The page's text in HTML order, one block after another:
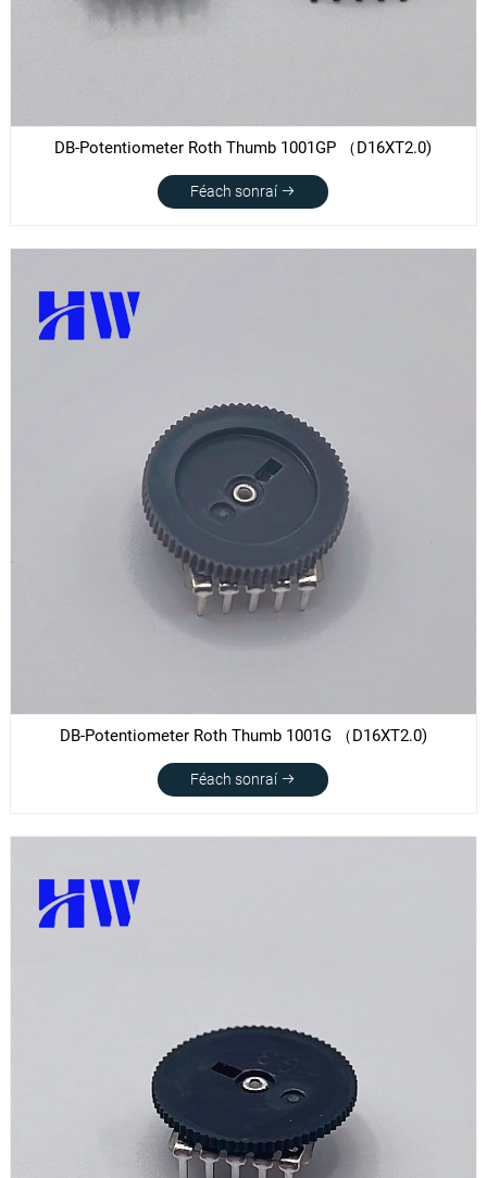
DB-Potentiometer Roth Thumb 1001GP （D16XT2.0)
Féach sonraí
DB-Potentiometer Roth Thumb 1001G （D16XT2.0)
Féach sonraí